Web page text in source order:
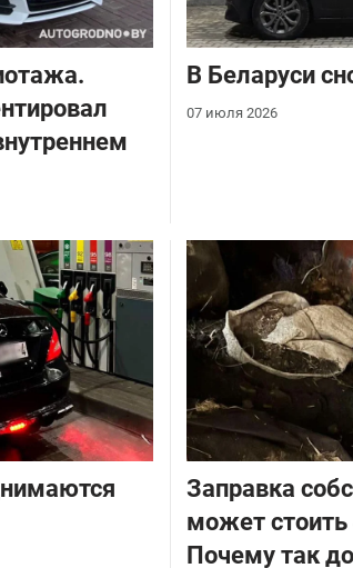
В Беларуси
07 июля 2026
Заправка
может стоить
Почему так